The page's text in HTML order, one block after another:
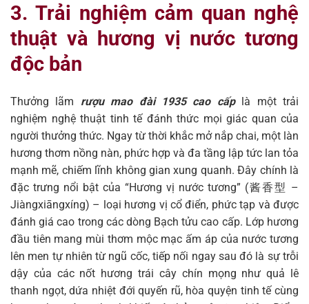
3. Trải nghiệm cảm quan nghệ
thuật và hương vị nước tương
độc bản
Thưởng lãm rượu mao đài 1935 cao cấplà một trải
nghiệm nghệ thuật tinh tế đánh thức mọi giác quan của
người thưởng thức. Ngay từ thời khắc mở nắp chai, một làn
hương thơm nồng nàn, phức hợp và đa tầng lập tức lan tỏa
mạnh mẽ, chiếm lĩnh không gian xung quanh. Đây chính là
đặc trưng nổi bật của “Hương vị nước tương” (酱香型 –
Jiàngxiāngxíng) – loại hương vị cổ điển, phức tạp và được
đánh giá cao trong các dòng Bạch tửu cao cấp. Lớp hương
đầu tiên mang mùi thơm mộc mạc ấm áp của nước tương
lên men tự nhiên từ ngũ cốc, tiếp nối ngay sau đó là sự trỗi
dậy của các nốt hương trái cây chín mọng như quả lê
thanh ngọt, dứa nhiệt đới quyến rũ, hòa quyện tinh tế cùng